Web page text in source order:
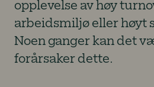
opplevelse av høy
arbeidsmiljø eller høyt
Noen ganger kan det
forårsaker dette.